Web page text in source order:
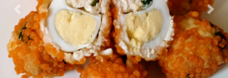
Previous Next